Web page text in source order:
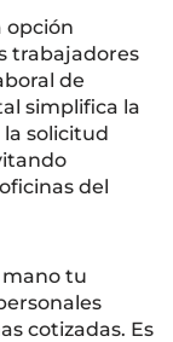
opción
trabajadores
de
simplifica la
solicitud
del
mano tu
cotizadas. Es